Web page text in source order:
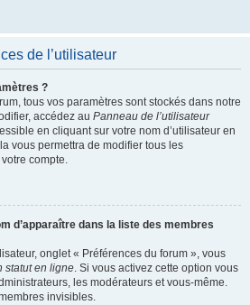
de l’utilisateur
?
tous vos paramètres sont stockés dans notre
accédez au Panneau de l’utilisateur
en cliquant sur votre nom d’utilisateur en
vous permettra de modifier tous les
compte.
d’apparaître dans la liste des membres
onglet « Préférences du forum », vous
statut en ligne. Si vous activez cette option vous
les modérateurs et vous-même.
invisibles.